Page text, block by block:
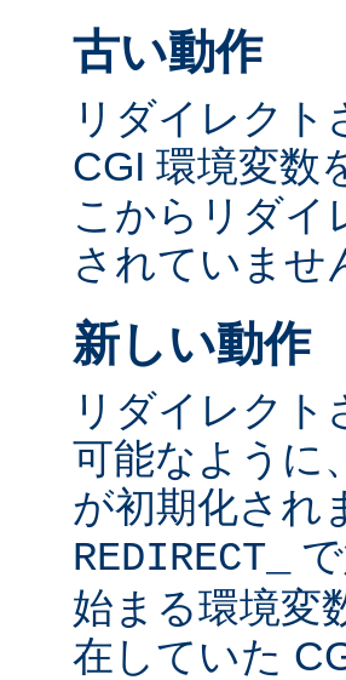
古い動作
リダイレク
CGI 環境変数
こからリダイ
されていませ
新しい動作
リダイレク
可能なように
が初期化され
REDIRECT_
始まる環境変
在していた